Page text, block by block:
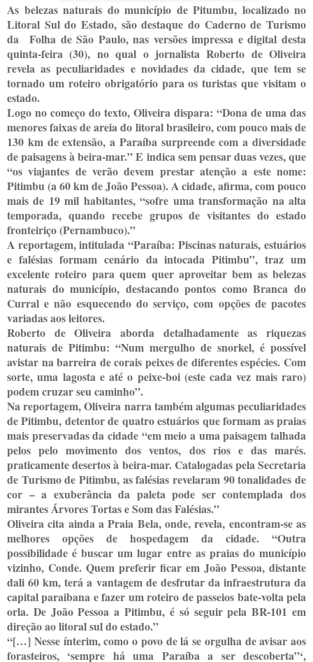
As belezas naturais do município de Pitumbu, localizado no
Litoral Sul do Estado, são destaque do Caderno de Turismo
da Folha de São Paulo, nas versões impressa e digital desta
quinta-feira (30), no qual o jornalista Roberto de Oliveira
revela as peculiaridades e novidades da cidade, que tem se
tornado um roteiro obrigatório para os turistas que visitam o
estado.
Logo no começo do texto, Oliveira dispara: “Dona de uma das
menores faixas de areia do litoral brasileiro, com pouco mais de
130 km de extensão, a Paraíba surpreende com a diversidade
de paisagens à beira-mar.” E indica sem pensar duas vezes, que
“os viajantes de verão devem prestar atenção a este nome:
Pitimbu (a 60 km de João Pessoa). A cidade, afirma, com pouco
mais de 19 mil habitantes, “sofre uma transformação na alta
temporada, quando recebe grupos de visitantes do estado
fronteiriço (Pernambuco).”
A reportagem, intitulada “Paraíba: Piscinas naturais, estuários
e falésias formam cenário da intocada Pitimbu”, traz um
excelente roteiro para quem quer aproveitar bem as belezas
naturais do município, destacando pontos como Branca do
Curral e não esquecendo do serviço, com opções de pacotes
variadas aos leitores.
Roberto de Oliveira aborda detalhadamente as riquezas
naturais de Pitimbu: “Num mergulho de snorkel, é possível
avistar na barreira de corais peixes de diferentes espécies. Com
sorte, uma lagosta e até o peixe-boi (este cada vez mais raro)
podem cruzar seu caminho”.
Na reportagem, Oliveira narra também algumas peculiaridades
de Pitimbu, detentor de quatro estuários que formam as praias
mais preservadas da cidade “em meio a uma paisagem talhada
pelos pelo movimento dos ventos, dos rios e das marés.
praticamente desertos à beira-mar. Catalogadas pela Secretaria
de Turismo de Pitimbu, as falésias revelaram 90 tonalidades de
cor – a exuberância da paleta pode ser contemplada dos
mirantes Árvores Tortas e Som das Falésias.”
Oliveira cita ainda a Praia Bela, onde, revela, encontram-se as
melhores opções de hospedagem da cidade. “Outra
possibilidade é buscar um lugar entre as praias do município
vizinho, Conde. Quem preferir ficar em João Pessoa, distante
dali 60 km, terá a vantagem de desfrutar da infraestrutura da
capital paraibana e fazer um roteiro de passeios bate-volta pela
orla. De João Pessoa a Pitimbu, é só seguir pela BR-101 em
direção ao litoral sul do estado.”
“[…] Nesse ínterim, como o povo de lá se orgulha de avisar aos
forasteiros, ‘sempre há uma Paraíba a ser descoberta”‘,